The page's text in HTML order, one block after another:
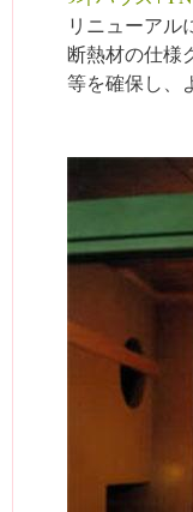
リニューアル
断熱材の仕様
等を確保し、